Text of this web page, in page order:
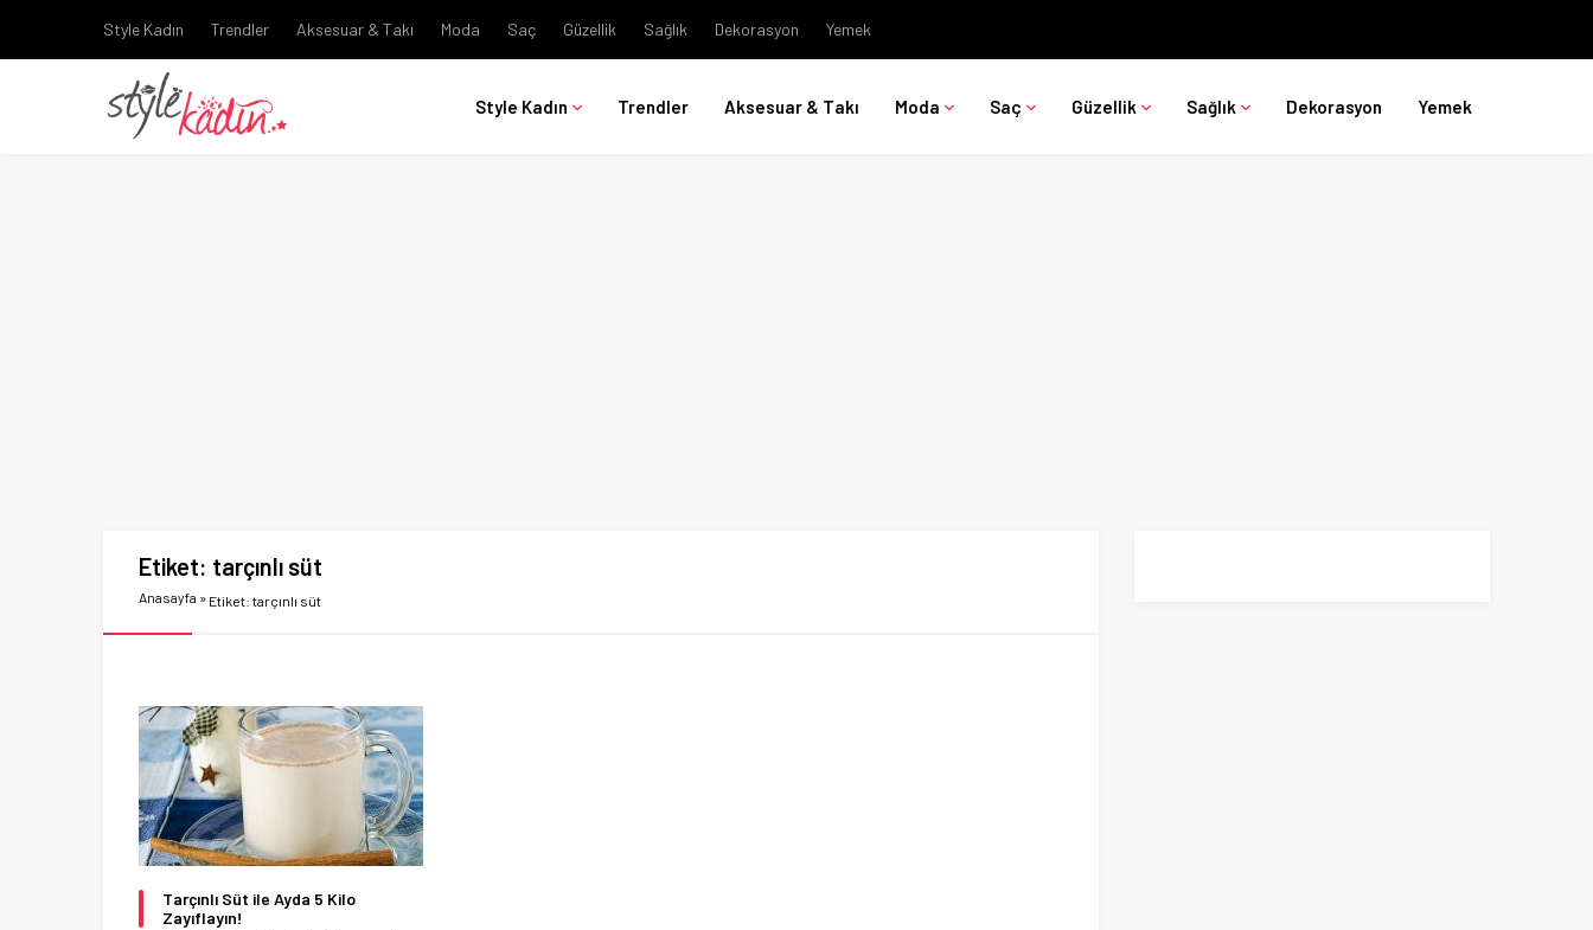
Style Kadın Trendler Aksesuar & Takı Moda Saç Güzellik Sağlık Dekorasyon Yemek
Style Kadın Trendler Aksesuar & Takı Moda Saç Güzellik Sağlık Dekorasyon Yemek
Etiket: tarçınlı süt
Anasayfa » Etiket: tarçınlı süt
Tarçınlı Süt ile Ayda 5 Kilo
Zayıflayın!